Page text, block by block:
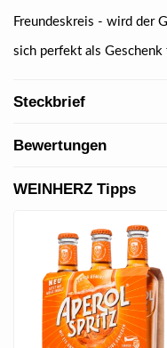
Freundeskreis - wird der
sich perfekt als Geschenk
Steckbrief
Bewertungen
WEINHERZ Tipps